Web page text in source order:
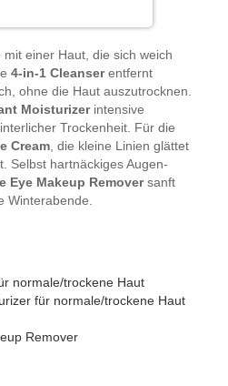
einer Haut, die sich weich
4-in-1 Cleanserentfernt
ohne die Haut auszutrocknen.
Moisturizerintensive
Trockenheit. Für die
Cream , die kleine Linien glättet
Selbst hartnäckiges Augen-
Eye Makeup Removersanft
Winterabende.
normale/trockene Haut
für normale/trockene Haut
Remover